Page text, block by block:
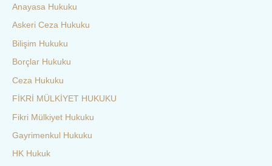
Anayasa Hukuku
Askeri Ceza Hukuku
Bilişim Hukuku
Borçlar Hukuku
Ceza Hukuku
FİKRİ MÜLKİYET HUKUKU
Fikri Mülkiyet Hukuku
Gayrimenkul Hukuku
HK Hukuk